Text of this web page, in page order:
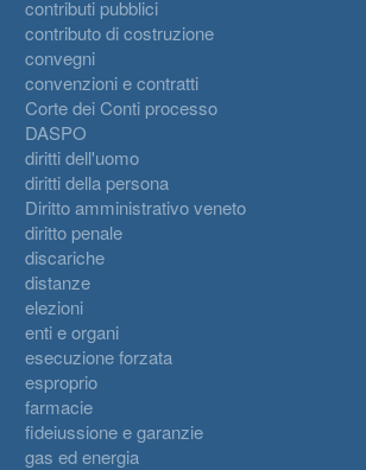
contributi pubblici
contributo di costruzione
convegni
convenzioni e contratti
Corte dei Conti processo
DASPO
diritti dell'uomo
diritti della persona
Diritto amministrativo veneto
diritto penale
discariche
distanze
elezioni
enti e organi
esecuzione forzata
esproprio
farmacie
fideiussione e garanzie
gas ed energia